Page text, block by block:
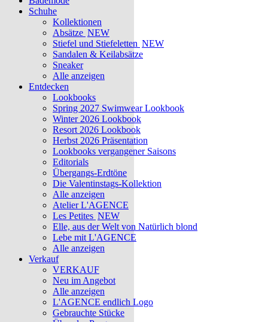
Schuhe
Kollektionen
Absätze NEW
Stiefel und Stiefeletten NEW
Sandalen & Keilabsätze
Sneaker
Alle anzeigen
Entdecken
Lookbooks
Spring 2027 Swimwear Lookbook
Winter 2026 Lookbook
Resort 2026 Lookbook
Herbst 2026 Präsentation
Lookbooks vergangener Saisons
Editorials
Übergangs-Erdtöne
Die Valentinstags-Kollektion
Alle anzeigen
Atelier L'AGENCE
Les Petites NEW
Elle, aus der Welt von Natürlich blond
Lebe mit L'AGENCE
Alle anzeigen
Verkauf
VERKAUF
Neu im Angebot
Alle anzeigen
L'AGENCE endlich Logo
Gebrauchte Stücke